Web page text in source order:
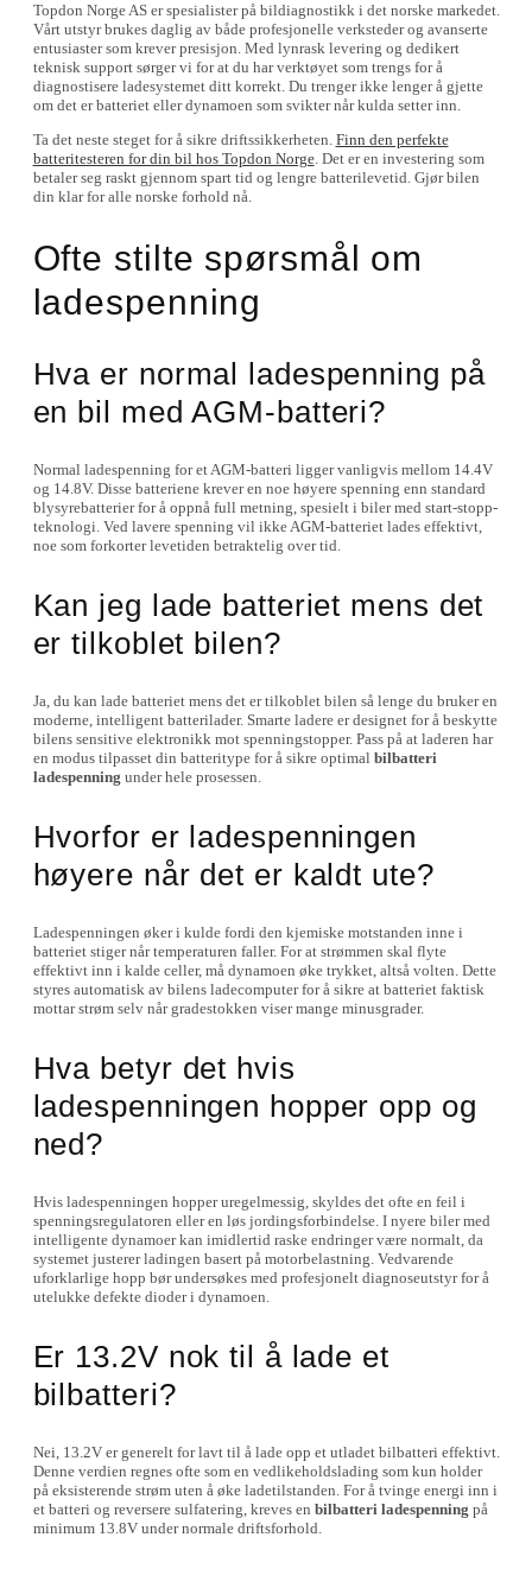
Topdon Norge AS er spesialister på bildiagnostikk i det norske markedet.
Vårt utstyr brukes daglig av både profesjonelle verksteder og avanserte
entusiaster som krever presisjon. Med lynrask levering og dedikert
teknisk support sørger vi for at du har verktøyet som trengs for å
diagnostisere ladesystemet ditt korrekt. Du trenger ikke lenger å gjette
om det er batteriet eller dynamoen som svikter når kulda setter inn.
Ta det neste steget for å sikre driftssikkerheten. Finn den perfekte
batteritesteren for din bil hos Topdon Norge. Det er en investering som
betaler seg raskt gjennom spart tid og lengre batterilevetid. Gjør bilen
din klar for alle norske forhold nå.
Ofte stilte spørsmål om
ladespenning
Hva er normal ladespenning på
en bil med AGM-batteri?
Normal ladespenning for et AGM-batteri ligger vanligvis mellom 14.4V
og 14.8V. Disse batteriene krever en noe høyere spenning enn standard
blysyrebatterier for å oppnå full metning, spesielt i biler med start-stopp-
teknologi. Ved lavere spenning vil ikke AGM-batteriet lades effektivt,
noe som forkorter levetiden betraktelig over tid.
Kan jeg lade batteriet mens det
er tilkoblet bilen?
Ja, du kan lade batteriet mens det er tilkoblet bilen så lenge du bruker en
moderne, intelligent batterilader. Smarte ladere er designet for å beskytte
bilens sensitive elektronikk mot spenningstopper. Pass på at laderen har
en modus tilpasset din batteritype for å sikre optimal bilbatteri
ladespenning under hele prosessen.
Hvorfor er ladespenningen
høyere når det er kaldt ute?
Ladespenningen øker i kulde fordi den kjemiske motstanden inne i
batteriet stiger når temperaturen faller. For at strømmen skal flyte
effektivt inn i kalde celler, må dynamoen øke trykket, altså volten. Dette
styres automatisk av bilens ladecomputer for å sikre at batteriet faktisk
mottar strøm selv når gradestokken viser mange minusgrader.
Hva betyr det hvis
ladespenningen hopper opp og
ned?
Hvis ladespenningen hopper uregelmessig, skyldes det ofte en feil i
spenningsregulatoren eller en løs jordingsforbindelse. I nyere biler med
intelligente dynamoer kan imidlertid raske endringer være normalt, da
systemet justerer ladingen basert på motorbelastning. Vedvarende
uforklarlige hopp bør undersøkes med profesjonelt diagnoseutstyr for å
utelukke defekte dioder i dynamoen.
Er 13.2V nok til å lade et
bilbatteri?
Nei, 13.2V er generelt for lavt til å lade opp et utladet bilbatteri effektivt.
Denne verdien regnes ofte som en vedlikeholdslading som kun holder
på eksisterende strøm uten å øke ladetilstanden. For å tvinge energi inn i
et batteri og reversere sulfatering, kreves en bilbatteri ladespenning på
minimum 13.8V under normale driftsforhold.